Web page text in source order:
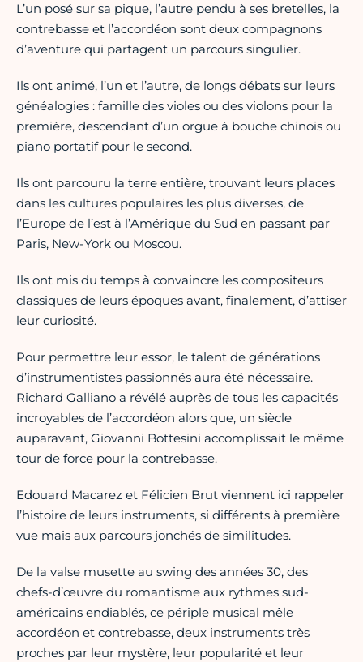
L’un posé sur sa pique, l’autre pendu à ses bretelles, la
contrebasse et l’accordéon sont deux compagnons
d’aventure qui partagent un parcours singulier.
Ils ont animé, l’un et l’autre, de longs débats sur leurs
généalogies : famille des violes ou des violons pour la
première, descendant d’un orgue à bouche chinois ou
piano portatif pour le second.
Ils ont parcouru la terre entière, trouvant leurs places
dans les cultures populaires les plus diverses, de
l’Europe de l’est à l’Amérique du Sud en passant par
Paris, New-York ou Moscou.
Ils ont mis du temps à convaincre les compositeurs
classiques de leurs époques avant, finalement, d’attiser
leur curiosité.
Pour permettre leur essor, le talent de générations
d’instrumentistes passionnés aura été nécessaire.
Richard Galliano a révélé auprès de tous les capacités
incroyables de l’accordéon alors que, un siècle
auparavant, Giovanni Bottesini accomplissait le même
tour de force pour la contrebasse.
Edouard Macarez et Félicien Brut viennent ici rappeler
l’histoire de leurs instruments, si différents à première
vue mais aux parcours jonchés de similitudes.
De la valse musette au swing des années 30, des
chefs-d’œuvre du romantisme aux rythmes sud-
américains endiablés, ce périple musical mêle
accordéon et contrebasse, deux instruments très
proches par leur mystère, leur popularité et leur